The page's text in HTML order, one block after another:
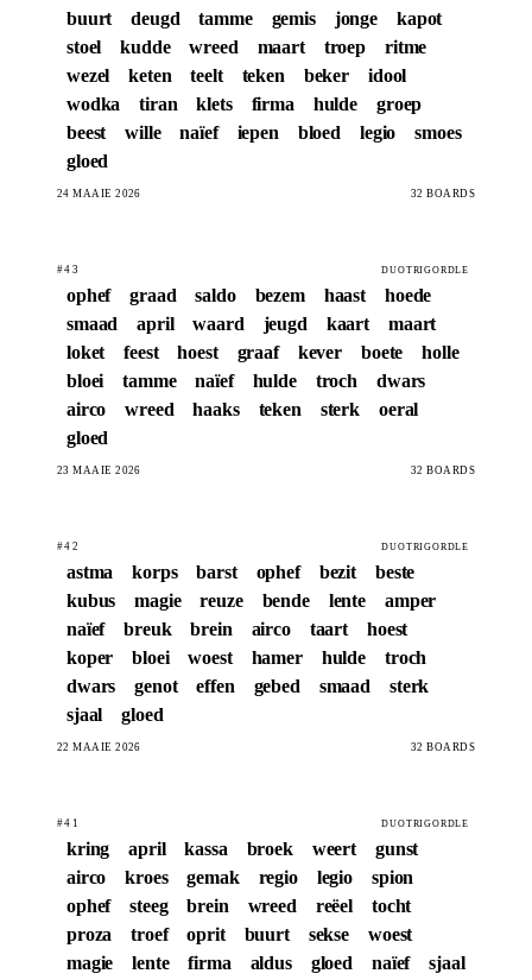
buurt deugd tamme gemis jonge
kapot
stoel
kudde wreed maart troep
ritme
wezel
keten teelt teken beker
idool
wodka
tiran klets firma hulde
groep
beest
wille naïef iepen bloed legio
smoes
gloed
24 MAAIE 2026 32 BOARDS
#43 DUOTRIGORDLE
ophef graad saldo bezem haast
hoede
smaad
april waard jeugd kaart
maart
loket
feest hoest graaf kever boete
holle
bloei
tamme naïef hulde troch
dwars
airco
wreed haaks teken sterk
oeral
gloed
23 MAAIE 2026 32 BOARDS
#42 DUOTRIGORDLE
astma korps barst ophef bezit
beste
kubus
magie reuze bende lente
amper
naïef
breuk brein airco taart
hoest
koper
bloei woest hamer hulde
troch
dwars
genot effen gebed smaad
sterk
sjaal
gloed
22 MAAIE 2026 32 BOARDS
#41 DUOTRIGORDLE
kring april kassa broek weert
gunst
airco
kroes gemak regio legio
spion
ophef
steeg brein wreed reëel
tocht
proza
troef oprit buurt sekse
woest
magie
lente firma aldus gloed naïef sjaal